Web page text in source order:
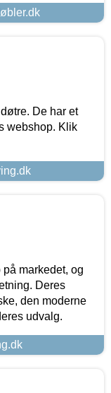
De har et
webshop. Klik
markedet, og
Deres
den moderne
udvalg.